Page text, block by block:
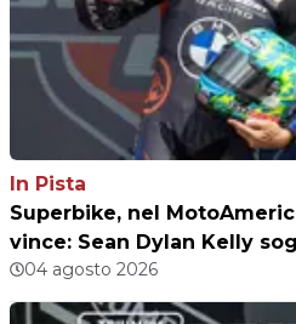
In Pista
Superbike, nel
vince: Sean Dylan Kelly
04 agosto 2026